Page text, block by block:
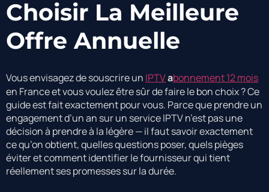
Choisir La Meilleure
Offre Annuelle
Vous envisagez de souscrire un IPTVabonnement 12 mois
en France et vous voulez être sûr de faire le bon choix ? Ce
guide est fait exactement pour vous. Parce que prendre un
engagement d’un an sur un service IPTV n’est pas une
décision à prendre à la légère — il faut savoir exactement
ce qu’on obtient, quelles questions poser, quels pièges
éviter et comment identifier le fournisseur qui tient
réellement ses promesses sur la durée.